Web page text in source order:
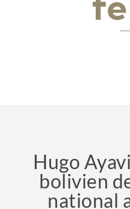
Hugo
bolivien
national